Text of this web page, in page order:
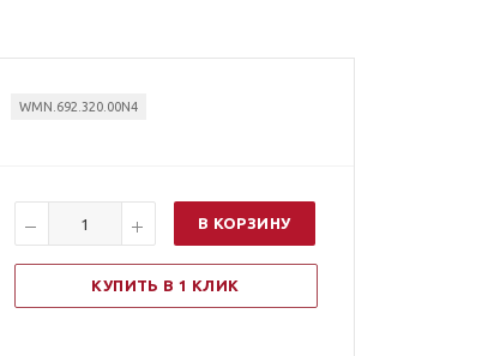
WMN.692.320.00N4
В КОРЗИНУ
КУПИТЬ В 1 КЛИК